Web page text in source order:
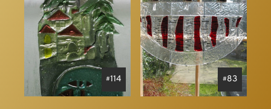
114 83